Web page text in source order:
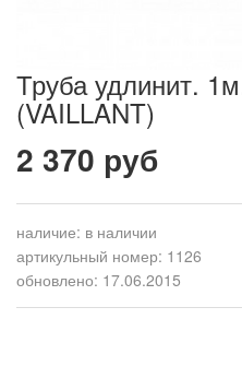
Труба удлинит.
(VAILLANT)
2 370 руб
наличие: в наличии
артикульный номер: 1126
обновлено: 17.06.2015